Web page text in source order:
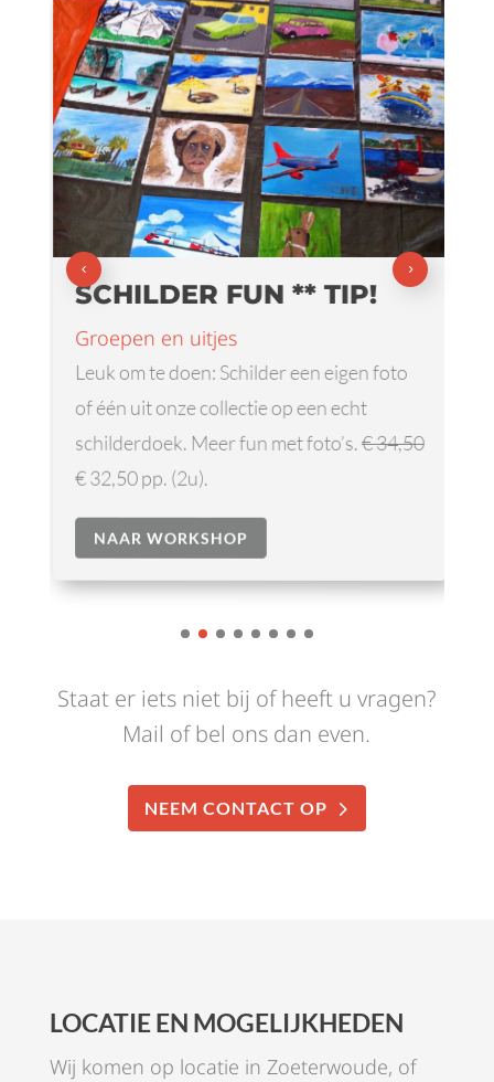
SCHILDER FUN ** TIP!
Groepen en uitjes
Leuk om te doen: Schilder een eigen foto
of één uit onze collectie op een echt
schilderdoek. Meer fun met foto’s.€ 34,50
€ 32,50 pp. (2u).
NAAR WORKSHOP
Staat er iets niet bij of heeft u vragen?
Mail of bel ons dan even.
NEEM CONTACT OP
LOCATIE EN MOGELIJKHEDEN
Wij komen op locatie in Zoeterwoude, of